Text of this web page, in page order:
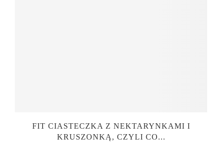
FIT CIASTECZKA Z NEKTARYNKAMI I
KRUSZONKĄ, CZYLI CO...